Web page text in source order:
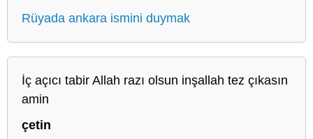
Rüyada ankara ismini duymak
İç açıcı tabir Allah razı olsun inşallah tez çıkasın
amin
çetin